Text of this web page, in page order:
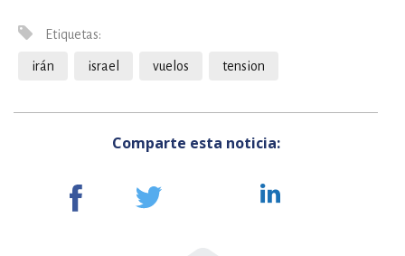
Etiquetas:
irán israel vuelos tension
Comparte esta noticia: